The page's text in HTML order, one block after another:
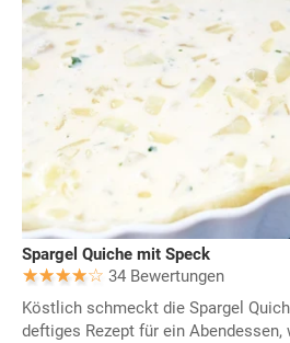
Spargel Quiche mit Speck
34 Bewertungen
Köstlich schmeckt die Spargel
deftiges Rezept für ein Abendessen,